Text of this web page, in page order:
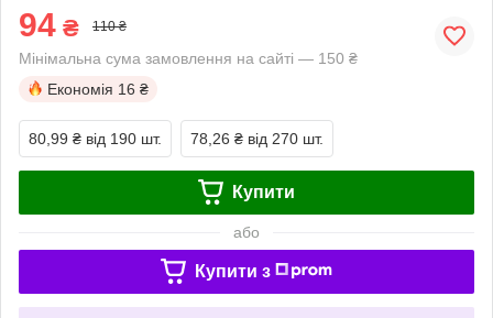
94 ₴ 110 ₴
Мінімальна сума замовлення на сайті — 150 ₴
Економія 16 ₴
80,99 ₴ від 190 шт. 78,26 ₴ від 270 шт.
Купити
або
Купити з